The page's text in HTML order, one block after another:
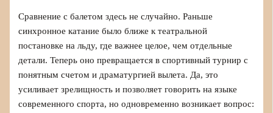
Сравнение с балетом здесь не случайно. Раньше
синхронное катание было ближе к театральной
постановке на льду, где важнее целое, чем отдельные
детали. Теперь оно превращается в спортивный турнир с
понятным счетом и драматургией вылета. Да, это
усиливает зрелищность и позволяет говорить на языке
современного спорта, но одновременно возникает вопрос: